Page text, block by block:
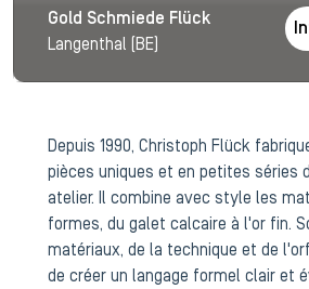
Gold Schmiede Flück
Langenthal (BE)
Depuis 1990, Christoph Flück
pièces uniques et en petites séries
atelier. Il combine avec style les
formes, du galet calcaire à l'or fin.
matériaux, de la technique et de
de créer un langage formel clair et